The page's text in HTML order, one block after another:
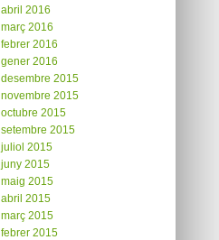
abril 2016
març 2016
febrer 2016
gener 2016
desembre 2015
novembre 2015
octubre 2015
setembre 2015
juliol 2015
juny 2015
maig 2015
abril 2015
març 2015
febrer 2015